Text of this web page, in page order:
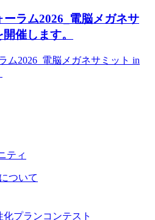
ラム2026_電脳メガネサ
催します。
ム2026_電脳メガネサミット in
ついて
プランコンテスト